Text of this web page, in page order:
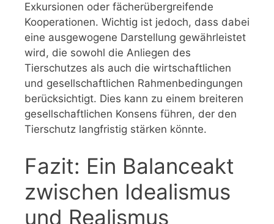
Exkursionen oder fächerübergreifende
Kooperationen. Wichtig ist jedoch, dass dabei
eine ausgewogene Darstellung gewährleistet
wird, die sowohl die Anliegen des
Tierschutzes als auch die wirtschaftlichen
und gesellschaftlichen Rahmenbedingungen
berücksichtigt. Dies kann zu einem breiteren
gesellschaftlichen Konsens führen, der den
Tierschutz langfristig stärken könnte.
Fazit: Ein Balanceakt
zwischen Idealismus
und Realismus